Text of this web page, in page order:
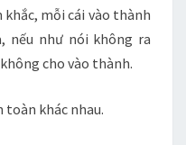
mỗi cái vào thành
nếu như nói không ra
cho vào thành.
khác nhau.